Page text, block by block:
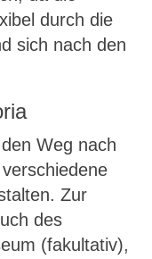
durch die
sich nach den
Weg nach
Zur
des
(fakultativ),